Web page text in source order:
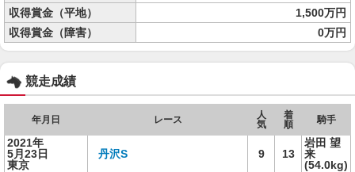
収得賞金（平地）
1,500万円
収得賞金（障害）
0万円
競走成績
年月日 レース
人
気
着
順
騎手
2021年
5月23日
東京
丹沢S 9 13
岩田 望
来
(54.0kg)